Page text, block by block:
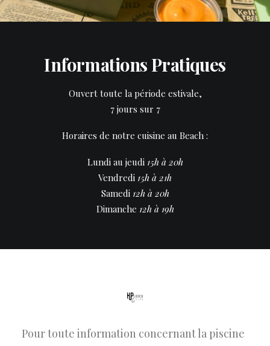
Informations Pratiques
Ouvert toute la période estivale,
7 jours sur 7
Horaires de notre cuisine au Beach :
Lundi au jeudi 15h à 20h
Vendredi 15h à 21h
Samedi 12h à 20h
Dimanche 12h à 19h
Pour toute information concernant la piscine